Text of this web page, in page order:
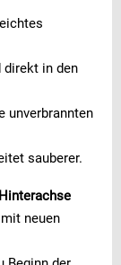
direkt in den
unverbrannten
sauberer.
neuen